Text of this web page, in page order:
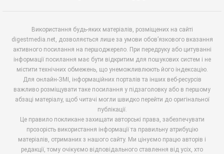
Використання будь-яких матеріалів, розміщених на сайті
digestmedia.net, дозволяється лише за умови обов’язкового вказання
активного посилання на першоджерело. При передруку або цитуванні
інформації посилання має бути відкритим для пошукових систем і не
містити технічних обмежень, що унеможливлюють його індексацію.
Для онлайн-ЗМІ, інформаційних порталів та інших веб-ресурсів
важливо розміщувати таке посилання у підзаголовку або в першому
абзаці матеріалу, щоб читачі могли швидко перейти до оригінальної
публікації.
Це правило покликане захищати авторські права, забезпечувати
прозорість використання інформації та правильну атрибуцію
матеріалів, отриманих з нашого сайту. Ми цінуємо працю авторів і
редакції, тому очікуємо відповідального ставлення від усіх, хто